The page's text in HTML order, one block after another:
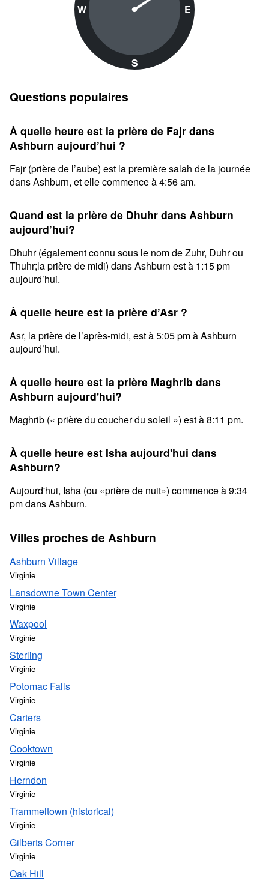
W
S
E
Questions populaires
À quelle heure est la prière de Fajr dans
Ashburn aujourd’hui ?
Fajr (prière de l’aube) est la première salah de la journée
dans Ashburn, et elle commence à 4:56 am.
Quand est la prière de Dhuhr dans Ashburn
aujourd’hui?
Dhuhr (également connu sous le nom de Zuhr, Duhr ou
Thuhr;la prière de midi) dans Ashburn est à 1:15 pm
aujourd’hui.
À quelle heure est la prière d’Asr ?
Asr, la prière de l’après-midi, est à 5:05 pm à Ashburn
aujourd’hui.
À quelle heure est la prière Maghrib dans
Ashburn aujourd'hui?
Maghrib (« prière du coucher du soleil ») est à 8:11 pm.
À quelle heure est Isha aujourd'hui dans
Ashburn?
Aujourd'hui, Isha (ou «prière de nuit») commence à 9:34
pm dans Ashburn.
Villes proches de Ashburn
Ashburn Village
Virginie
Lansdowne Town Center
Virginie
Waxpool
Virginie
Sterling
Virginie
Potomac Falls
Virginie
Carters
Virginie
Cooktown
Virginie
Herndon
Virginie
Trammeltown (historical)
Virginie
Gilberts Corner
Virginie
Oak Hill